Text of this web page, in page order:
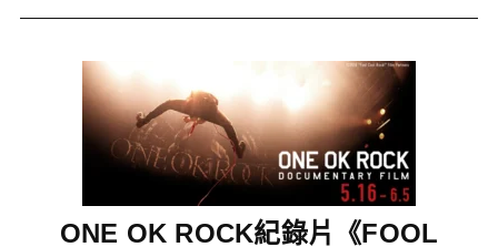
ONE OK ROCK紀錄片《FOOL